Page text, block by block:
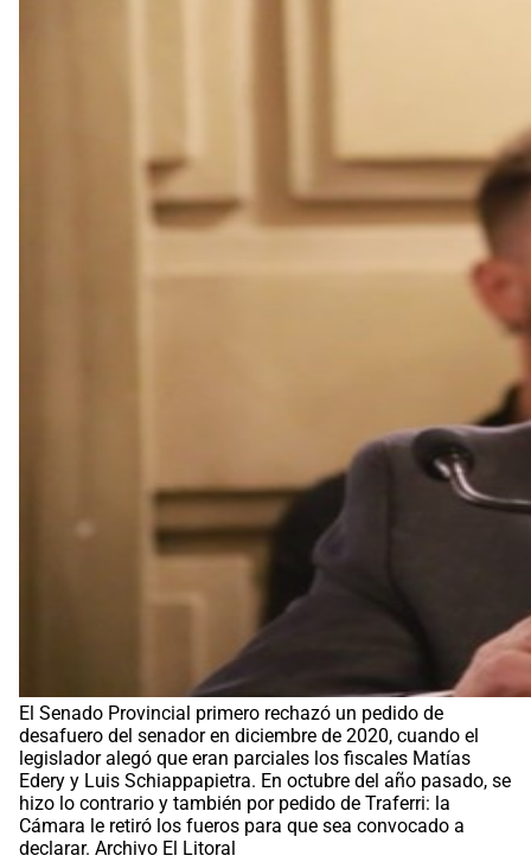
El Senado Provincial primero rechazó un pedido de
desafuero del senador en diciembre de 2020, cuando el
legislador alegó que eran parciales los fiscales Matías
Edery y Luis Schiappapietra. En octubre del año pasado, se
hizo lo contrario y también por pedido de Traferri: la
Cámara le retiró los fueros para que sea convocado a
declarar. Archivo El Litoral